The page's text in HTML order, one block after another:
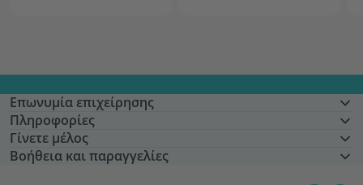
Επωνυμία επιχείρησης
Πληροφορίες
Γίνετε μέλος
Βοήθεια και παραγγελίες